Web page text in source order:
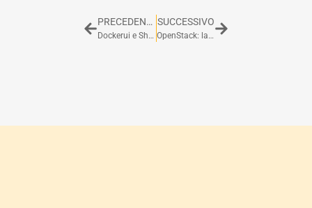
PRECEDENTE
Dockerui e Shipyard, due GUI per Docker
SUCCESSIVO
OpenStack: la nuvola della community